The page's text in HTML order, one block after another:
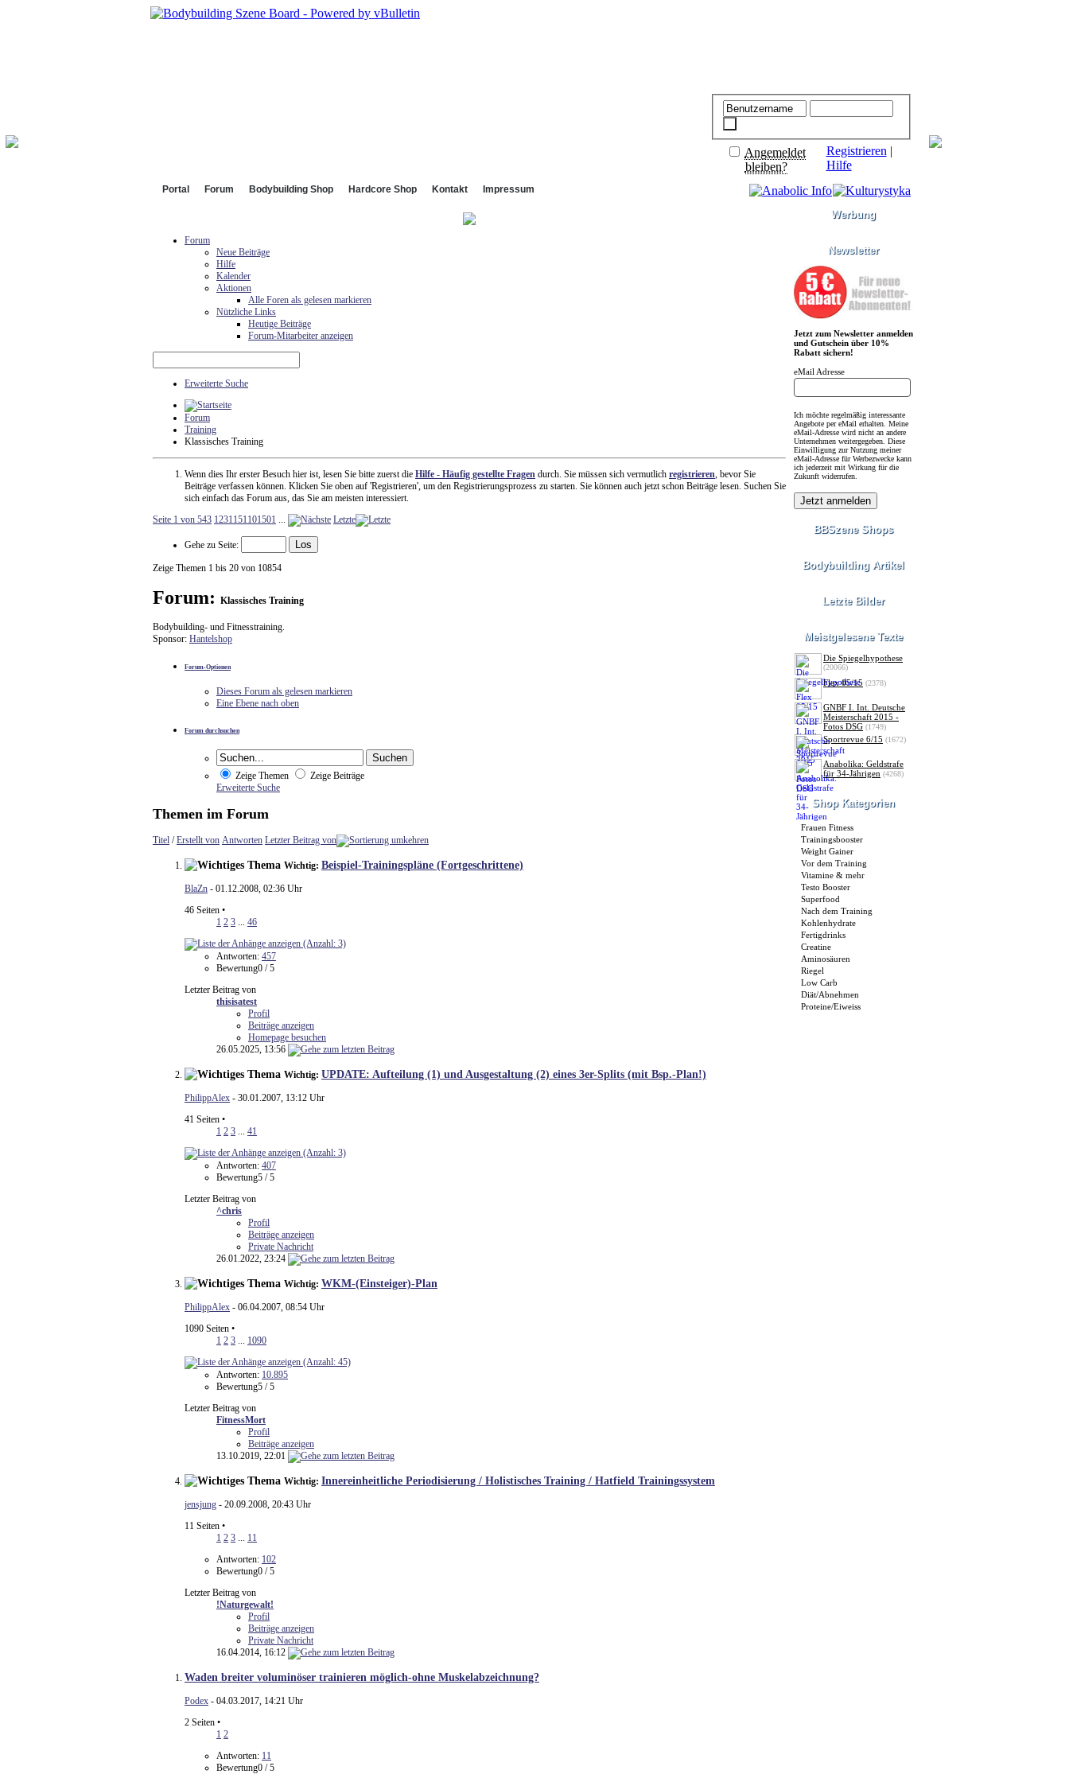
Angemeldet
bleiben?
Registrieren |
Hilfe
Portal Forum Bodybuilding Shop Hardcore Shop Kontakt Impressum
Forum
Neue Beiträge
Hilfe
Kalender
Aktionen
Alle Foren als gelesen markieren
Nützliche Links
Heutige Beiträge
Forum-Mitarbeiter anzeigen
Erweiterte Suche
Forum
Training
Klassisches Training
Wenn dies Ihr erster Besuch hier ist, lesen Sie bitte zuerst die Hilfe - Häufig gestellte Fragen durch. Sie müssen sich vermutlich registrieren, bevor Sie
Beiträge verfassen können. Klicken Sie oben auf 'Registrieren', um den Registrierungsprozess zu starten. Sie können auch jetzt schon Beiträge lesen. Suchen Sie
sich einfach das Forum aus, das Sie am meisten interessiert.
Seite 1 von 543 1231151101501 ... Letzte
Gehe zu Seite:
Zeige Themen 1 bis 20 von 10854
Forum: Klassisches Training
Bodybuilding- und Fitnesstraining.
Sponsor: Hantelshop
Forum-Optionen
Dieses Forum als gelesen markieren
Eine Ebene nach oben
Forum durchsuchen
Zeige Themen
Zeige Beiträge
Erweiterte Suche
Themen im Forum
Titel /Erstellt von Antworten Letzter Beitrag von
Wichtig: Beispiel-Trainingspläne (Fortgeschrittene)
BlaZn - 01.12.2008, 02:36 Uhr
46 Seiten •
1 2 3 ... 46
Antworten: 457
Bewertung0 / 5
Letzter Beitrag von
thisisatest
Profil
Beiträge anzeigen
Homepage besuchen
26.05.2025, 13:56
Wichtig: UPDATE: Aufteilung (1) und Ausgestaltung (2) eines 3er-Splits (mit Bsp.-Plan!)
PhilippAlex - 30.01.2007, 13:12 Uhr
41 Seiten •
1 2 3 ... 41
Antworten: 407
Bewertung5 / 5
Letzter Beitrag von
^chris
Profil
Beiträge anzeigen
Private Nachricht
26.01.2022, 23:24
Wichtig: WKM-(Einsteiger)-Plan
PhilippAlex - 06.04.2007, 08:54 Uhr
1090 Seiten •
1 2 3 ... 1090
Antworten: 10.895
Bewertung5 / 5
Letzter Beitrag von
FitnessMort
Profil
Beiträge anzeigen
13.10.2019, 22:01
Wichtig: Innereinheitliche Periodisierung / Holistisches Training / Hatfield Trainingssystem
jensjung - 20.09.2008, 20:43 Uhr
11 Seiten •
1 2 3 ... 11
Antworten: 102
Bewertung0 / 5
Letzter Beitrag von
!Naturgewalt!
Profil
Beiträge anzeigen
Private Nachricht
16.04.2014, 16:12
Waden breiter voluminöser trainieren möglich-ohne Muskelabzeichnung?
Podex - 04.03.2017, 14:21 Uhr
2 Seiten •
1 2
Antworten: 11
Bewertung0 / 5
Werbung
Newsletter
Jetzt zum Newsletter anmelden
und Gutschein über 10%
Rabatt sichern!
eMail Adresse
Ich möchte regelmäßig interessante
Angebote per eMail erhalten. Meine
eMail-Adresse wird nicht an andere
Unternehmen weitergegeben. Diese
Einwilligung zur Nutzung meiner
eMail-Adresse für Werbezwecke kann
ich jederzeit mit Wirkung für die
Zukunft widerrufen.
BBSzene Shops
Bodybuilding Artikel
Letzte Bilder
Meistgelesene Texte
Die Spiegelhypothese
(20066)
Flex 05/15 (2378)
GNBF I. Int. Deutsche
Meisterschaft 2015 -
Fotos DSG (1749)
Sportrevue 6/15 (1672)
Anabolika: Geldstrafe
für 34-Jährigen (4268)
Shop Kategorien
Frauen Fitness
Trainingsbooster
Weight Gainer
Vor dem Training
Vitamine & mehr
Testo Booster
Superfood
Nach dem Training
Kohlenhydrate
Fertigdrinks
Creatine
Aminosäuren
Riegel
Low Carb
Diät/Abnehmen
Proteine/Eiweiss